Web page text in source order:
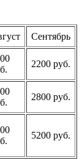
Сентябрь
2200 руб.
2800 руб.
5200 руб.